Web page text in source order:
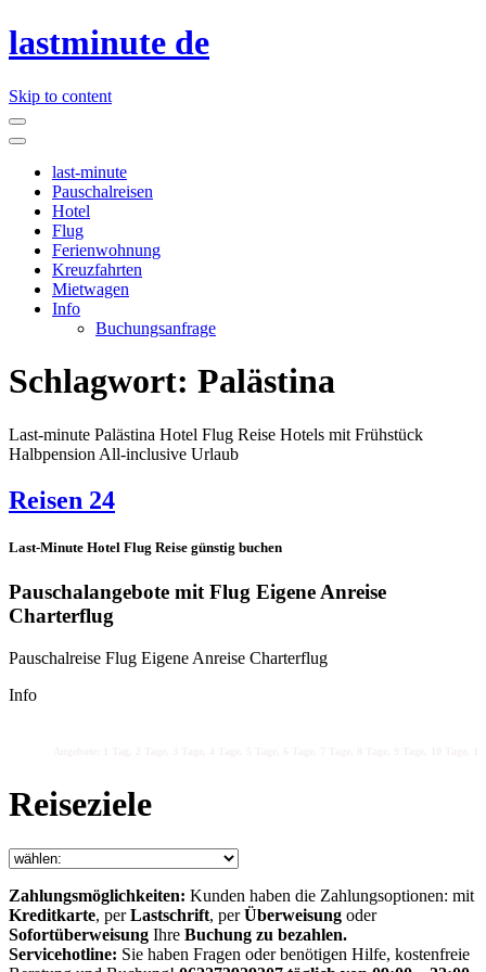
lastminute de
Skip to content
last-minute
Pauschalreisen
Hotel
Flug
Ferienwohnung
Kreuzfahrten
Mietwagen
Info
Buchungsanfrage
Schlagwort: Palästina
Last-minute Palästina Hotel Flug Reise Hotels mit Frühstück
Halbpension All-inclusive Urlaub
Reisen 24
Last-Minute Hotel Flug Reise günstig buchen
Pauschalangebote mit Flug Eigene Anreise
Charterflug
Pauschalreise Flug Eigene Anreise Charterflug
Info
Reiseziele
Zahlungsmöglichkeiten: Kunden haben die Zahlungsoptionen: mit
Kreditkarte, perLastschrift, perÜberweisung oder
Sofortüberweisung Ihre Buchung zu bezahlen.
Servicehotline: Sie haben Fragen oder benötigen Hilfe, kostenfreie